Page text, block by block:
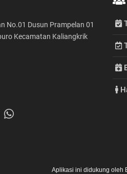
No.01 Dusun Prampelan 01
Kecamatan Kaliangkrik
Aplikasi ini didukung oleh